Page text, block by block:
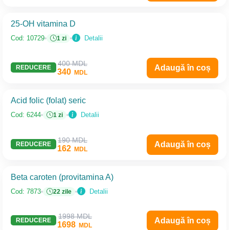
25-OH vitamina D
Cod: 10729 1 zi Detalii
REDUCERE 400 MDL
340 MDL
Adaugă în coș
Acid folic (folat) seric
Cod: 6244 1 zi Detalii
REDUCERE 190 MDL
162 MDL
Adaugă în coș
Beta caroten (provitamina A)
Cod: 7873 22 zile Detalii
REDUCERE 1998 MDL
1698 MDL
Adaugă în coș